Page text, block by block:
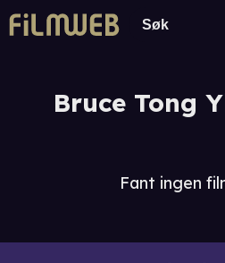
Bruce Tong
Fant ingen